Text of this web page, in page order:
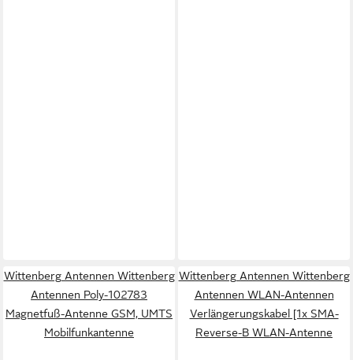
Wittenberg Antennen Wittenberg
Antennen Poly-102783
Magnetfuß-Antenne GSM, UMTS
Mobilfunkantenne
Wittenberg Antennen Wittenberg
Antennen WLAN-Antennen
Verlängerungskabel [1x SMA-
Reverse-B WLAN-Antenne